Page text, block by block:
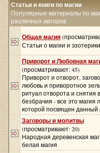
Статьи и книги по магии
Популярные материалы по
различных авторов
Общая магия
Статьи о магии и эзотерики
Приворот и Любовная
(просматривают: 45)
Приворот и отворот,
любовь и приворотное
ритуал отворота и снятия
безбрачия - все это магия
которой посвящен данный
Заговоры и молитвы
(просматривают: 20)
Народная деревенская
белая магия